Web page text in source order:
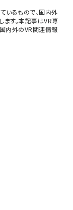
いるもので、国内外
ます。本記事はVR専
国内外のVR関連情報